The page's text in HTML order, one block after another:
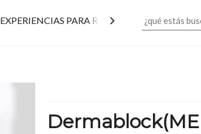
EXPERIENCIAS PARA REGALAR
Dermablock